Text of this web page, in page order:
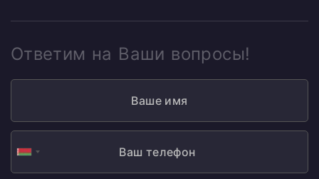
Ответим на Ваши вопросы!